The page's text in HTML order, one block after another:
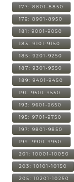
177: 8801-8850
179: 8901-8950
181: 9001-9050
183: 9101-9150
185: 9201-9250
187: 9301-9350
189: 9401-9450
191: 9501-9550
193: 9601-9650
195: 9701-9750
197: 9801-9850
199: 9901-9950
201: 10001-10050
203: 10101-10150
205: 10201-10250